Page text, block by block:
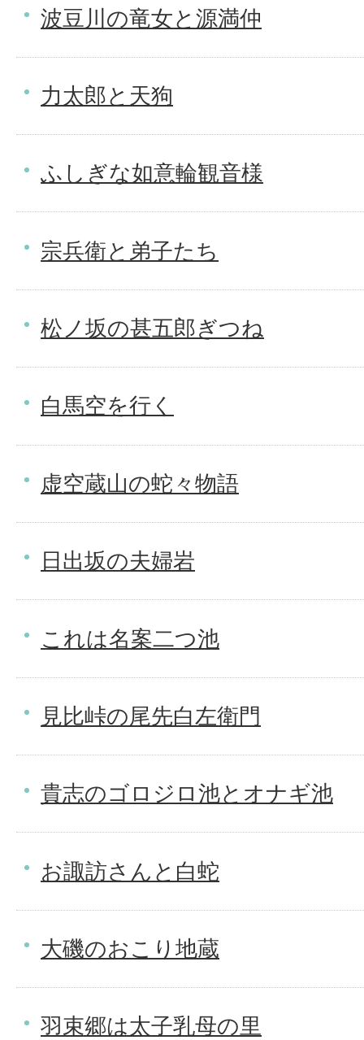
波豆川の竜女と源満仲
力太郎と天狗
ふしぎな如意輪観音様
宗兵衛と弟子たち
松ノ坂の甚五郎ぎつね
白馬空を行く
虚空蔵山の蛇々物語
日出坂の夫婦岩
これは名案二つ池
見比峠の尾先白左衛門
貴志のゴロジロ池とオナギ池
お諏訪さんと白蛇
大磯のおこり地蔵
羽束郷は太子乳母の里